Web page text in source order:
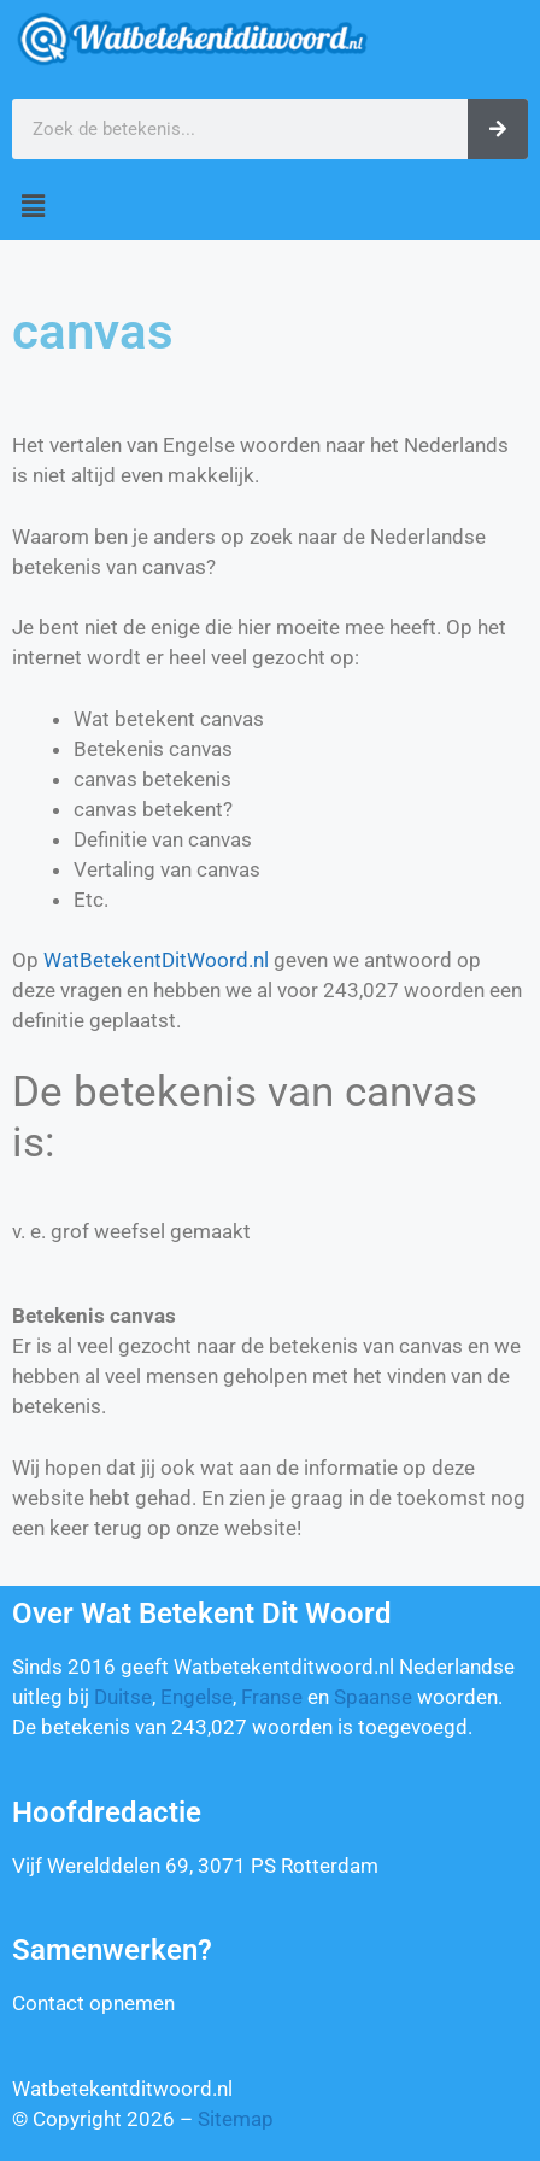
canvas
Het vertalen van Engelse woorden naar het Nederlands
is niet altijd even makkelijk.
Waarom ben je anders op zoek naar de Nederlandse
betekenis van canvas?
Je bent niet de enige die hier moeite mee heeft. Op het
internet wordt er heel veel gezocht op:
Wat betekent canvas
Betekenis canvas
canvas betekenis
canvas betekent?
Definitie van canvas
Vertaling van canvas
Etc.
Op WatBetekentDitWoord.nl geven we antwoord op
deze vragen en hebben we al voor 243,027 woorden een
definitie geplaatst.
De betekenis van canvas
is:
v. e. grof weefsel gemaakt
Betekenis canvas
Er is al veel gezocht naar de betekenis van canvas en we
hebben al veel mensen geholpen met het vinden van de
betekenis.
Wij hopen dat jij ook wat aan de informatie op deze
website hebt gehad. En zien je graag in de toekomst nog
een keer terug op onze website!
Over Wat Betekent Dit Woord
Sinds 2016 geeft Watbetekentditwoord.nl Nederlandse
uitleg bij Duitse, Engelse, Franse en Spaanse woorden.
De betekenis van 243,027 woorden is toegevoegd.
Hoofdredactie
Vijf Werelddelen 69, 3071 PS Rotterdam
Samenwerken?
Contact opnemen
Watbetekentditwoord.nl
© Copyright 2026 – Sitemap